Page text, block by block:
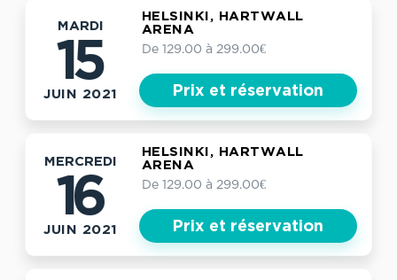
MARDI
15
JUIN 2021
HELSINKI, HARTWALL
ARENA
De 129.00 à 299.00€
Prix et réservation
MERCREDI
16
JUIN 2021
HELSINKI, HARTWALL
ARENA
De 129.00 à 299.00€
Prix et réservation